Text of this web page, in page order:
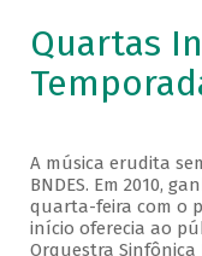
Quartas
A música erudita
BNDES. Em 2010,
quarta-feira com o
início oferecia ao
Orquestra Sinfônica